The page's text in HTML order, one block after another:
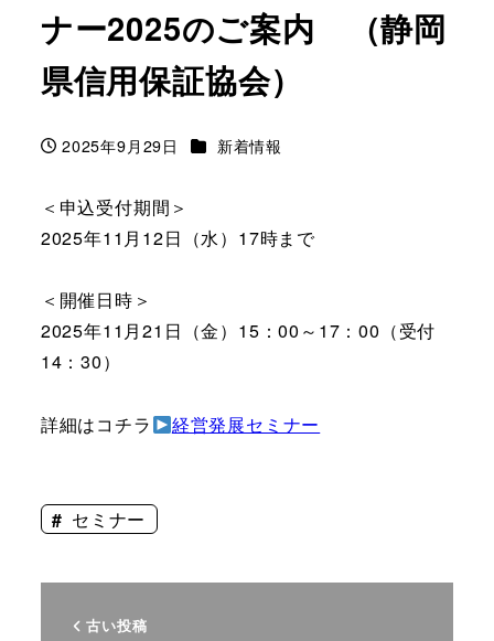
ナー2025のご案内 （静岡
県信用保証協会）
投稿日
2025年9月29日 カテゴリー
新着情報
＜申込受付期間＞
2025年11月12日（水）17時まで
＜開催日時＞
2025年11月21日（金）15：00～17：00（受付
14：30）
詳細はコチラ 経営発展セミナー
セミナー
古い投稿